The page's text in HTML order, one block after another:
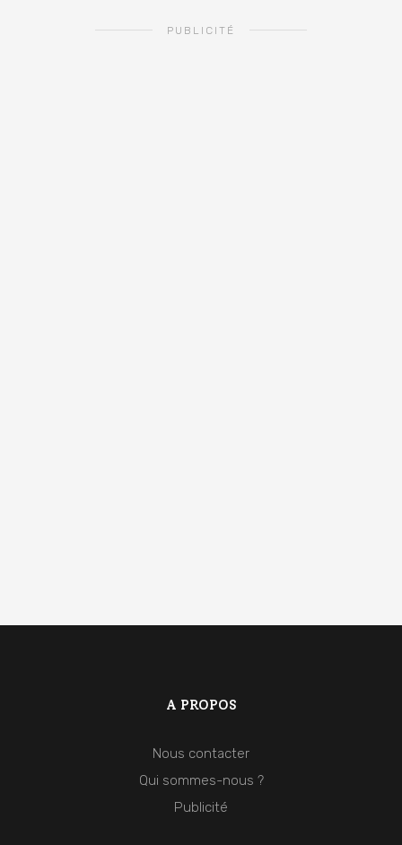
PUBLICITÉ
A PROPOS
Nous contacter
Qui sommes-nous ?
Publicité